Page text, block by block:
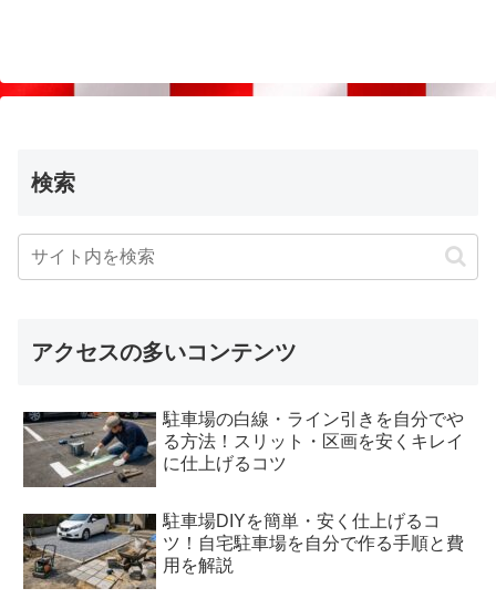
検索
アクセスの多いコンテンツ
駐車場の白線・ライン引きを自分でや
る方法！スリット・区画を安くキレイ
に仕上げるコツ
駐車場DIYを簡単・安く仕上げるコ
ツ！自宅駐車場を自分で作る手順と費
用を解説